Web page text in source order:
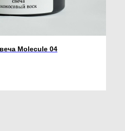
Molecule 04